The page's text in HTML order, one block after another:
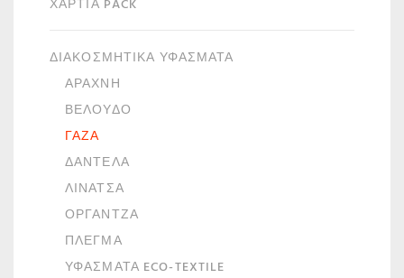
ΔΙΑΚΟΣΜΗΤΙΚΆ ΥΦΆΣΜΑΤΑ
ΑΡΆΧΝΗ
ΒΕΛΟΎΔΟ
ΓΆΖΑ
ΔΑΝΤΈΛΑ
ΛΙΝΆΤΣΑ
ΟΡΓΆΝΤΖΑ
ΠΛΈΓΜΑ
ΥΦΆΣΜΑΤΑ ECO-TEXTILE